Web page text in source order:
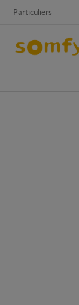
Particuliers